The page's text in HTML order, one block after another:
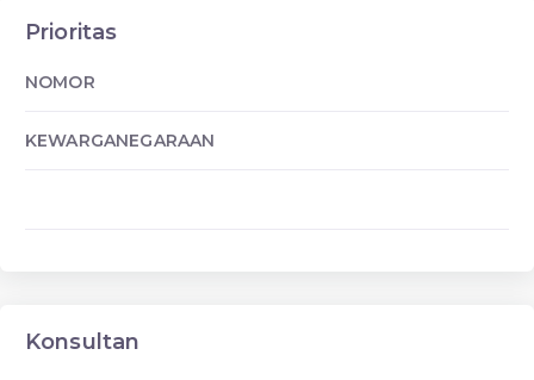
Prioritas
NOMOR
KEWARGANEGARAAN
Konsultan